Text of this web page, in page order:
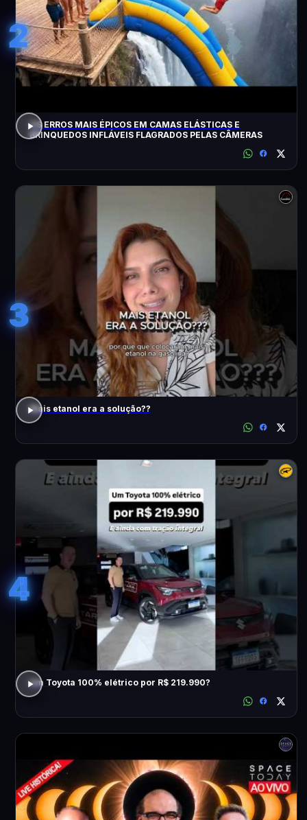
2
OS ERROS MAIS ÉPICOS EM CAMAS ELÁSTICAS E
BRINQUEDOS INFLÁVEIS FLAGRADOS PELAS CÂMERAS
3
Mais etanol era a solução??
4
Um Toyota 100% elétrico por R$ 219.990?